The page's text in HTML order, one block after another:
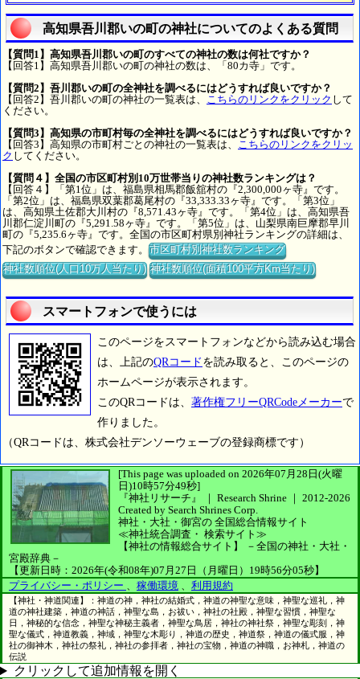
高知県吾川郡いの町の神社についてのよくある質問
【質問1】高知県吾川郡いの町のすべての神社の数は何社ですか？
【回答1】高知県吾川郡いの町の神社の数は、「80カ寺」です。
【質問2】吾川郡いの町の全神社を調べるにはどうすれば良いですか？
【回答2】吾川郡いの町の神社の一覧表は、 こちらのリンクをクリック して
ください。
【質問3】高知県の市町村毎の全神社を調べるにはどうすれば良いですか？
【回答3】高知県の市町村ごとの神社の一覧表は、 こちらのリンクをクリッ
ク してください。
【質問４】全国の市区町村別10万世帯当りの神社数ランキングは？
【回答４】「第1位」は、福島県相馬郡飯舘村の『2,300,000ヶ寺』です。
「第2位」は、福島県双葉郡葛尾村の『33,333.33ヶ寺』です。「第3位」
は、高知県土佐郡大川村の『8,571.43ヶ寺』です。「第4位」は、高知県吾
川郡仁淀川町の『5,291.58ヶ寺』です。「第5位」は、山梨県南巨摩郡早川
町の『5,235.6ヶ寺』です。全国の市区町村県別神社ランキングの詳細は、
下記のボタンで確認できます。市区町村別神社数ランキング
神社数順位(人口10万人当たり) 神社数順位(面積100平方Km当たり)
スマートフォンで使うには
このページをスマートフォンなどから読み込む場合
は、上記のQRコード を読み取ると、このページの
ホームページが表示されます。
このQRコードは、 著作権フリーQRCodeメーカーで
作りました。
（QRコードは、株式会社デンソーウェーブの登録商標です）
[This page was uploaded on 2026年07月28日(火曜
日)10時57分49秒]
『神社リサーチ』 ｜ Research Shrine ｜ 2012-2026
Created by Search Shrines Corp.
神社・大社・御宮の 全国総合情報サイト
≪神社統合調査・ 検索サイト≫
【神社の情報総合サイト】
－全国の神社・大社・
宮殿辞典－
【更新日時：2026年(令和08年)07月27日（月曜日）19時56分05秒】
プライバシー・ポリシー 、 稼働環境 、 利用規約
【神社・神道関連】：神道の神，神社の結婚式，神道の神聖な意味，神聖な巡礼，神
道の神社建築，神道の神話，神聖な島，お祓い，神社の社殿，神聖な習慣，神聖な
日，神秘的な信念，神聖な神秘主義者，神聖な鳥居，神社の神社祭，神聖な彫刻，神
聖な儀式，神道教義，神域，神聖な木彫り，神道の歴史，神道祭，神道の儀式服，神
社の御神木，神社の祭礼，神社の参拝者，神社の宝物，神道の神職，お神札，神道の
伝説
クリックして追加情報を開く